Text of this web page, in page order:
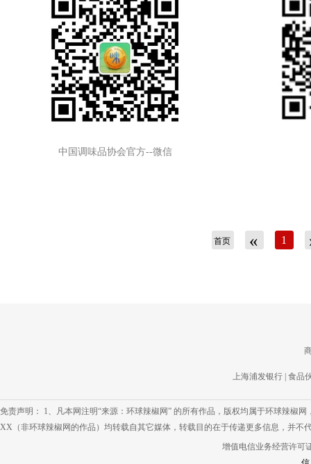
中国调味品协会官方--微信
首页 « 1
上海浦发银行 食品
免责声明： 1、凡本网注明“来源：环球辣椒网” 的所有作品，版权均属于环球辣椒
XX（非环球辣椒网的作品）均转载自其它媒体，转载目的在于传递更多信息，并
增值电信业务经营许可